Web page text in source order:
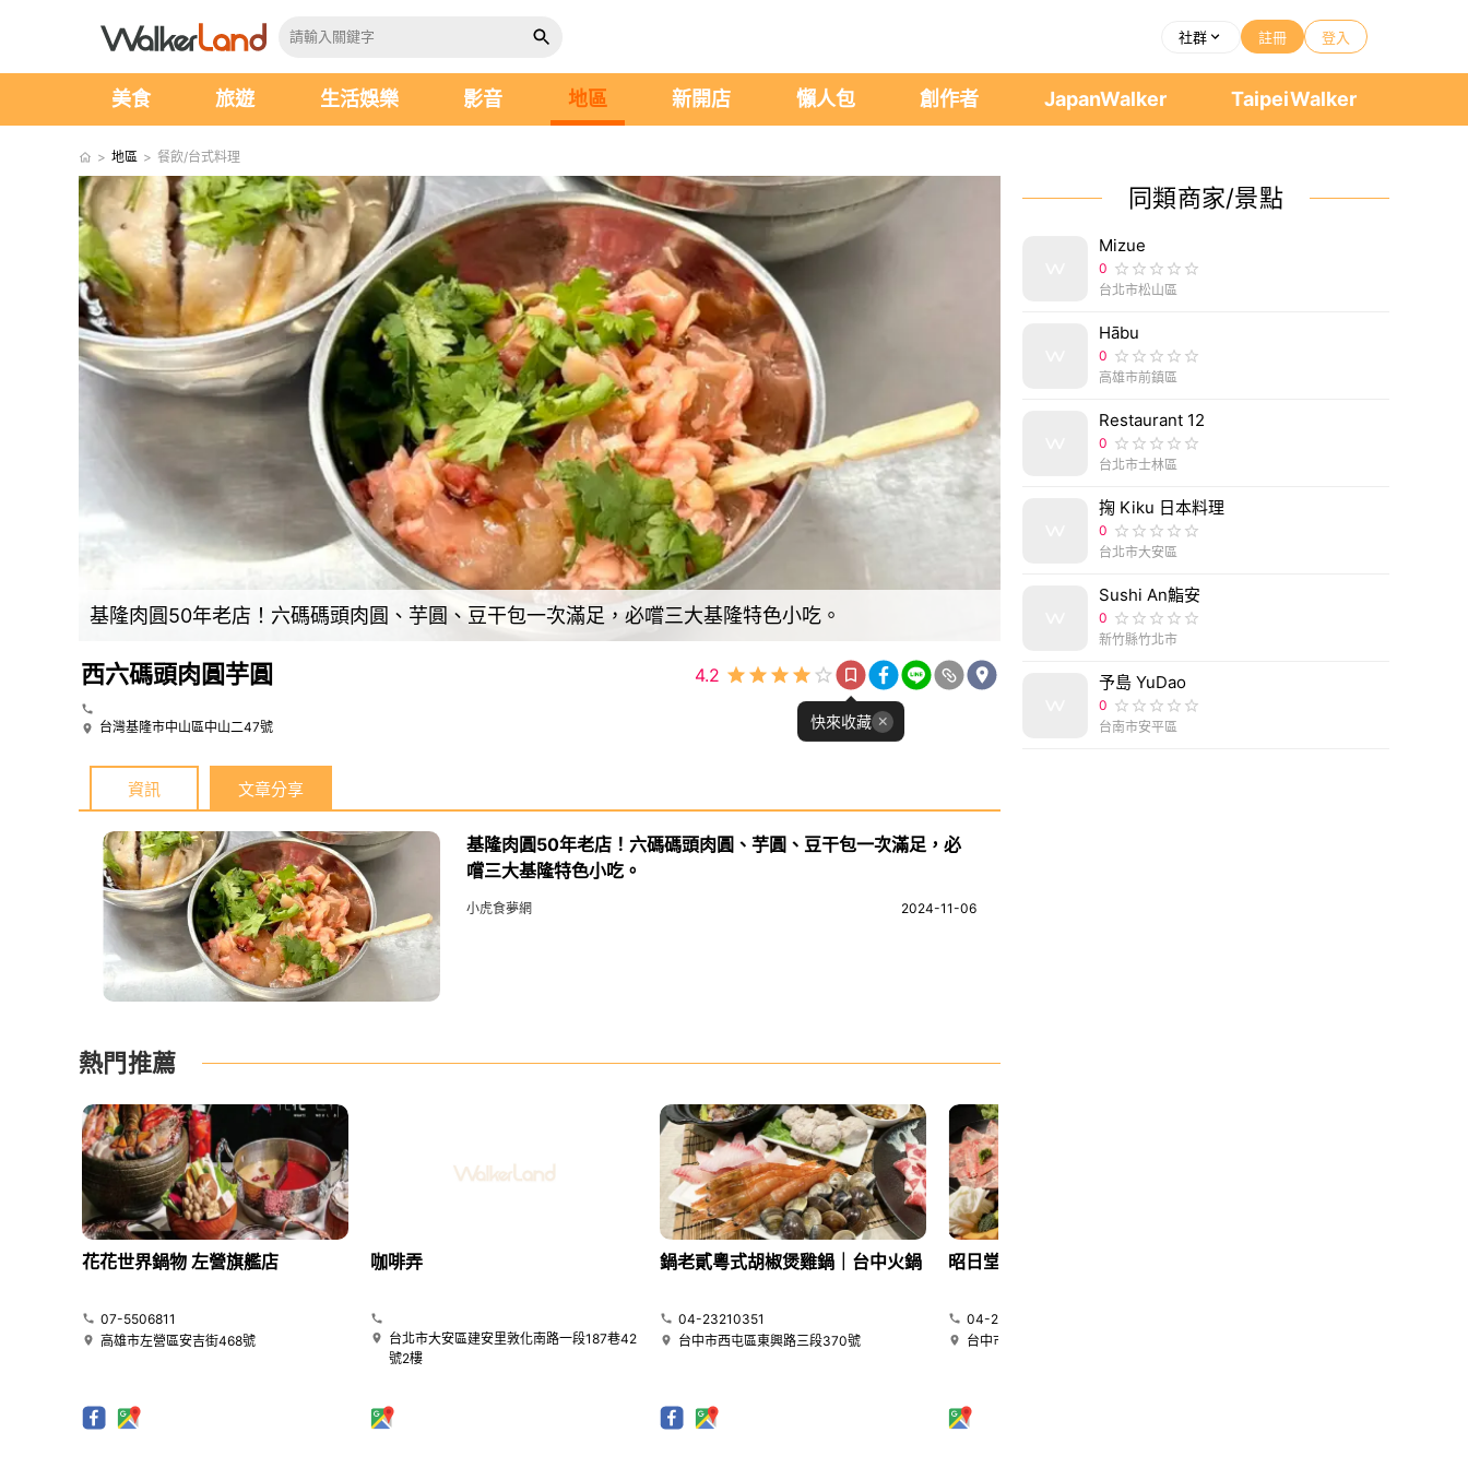
社群 註冊 登入
美食 旅遊 生活娛樂 影音 地區 新開店 懶人包 創作者 JapanWalker TaipeiWalker
> 地區 > 餐飲/台式料理
基隆肉圓50年老店！六碼碼頭肉圓、芋圓、豆干包一次滿足，必嚐三大基隆特色小吃。 基隆肉圓50年老店！六碼碼頭肉圓、芋圓、豆干包
西六碼頭肉圓芋圓
台灣基隆市中山區中山二47號
4.2
快來收藏
資訊 文章分享
基隆肉圓50年老店！六碼碼頭肉圓、芋圓、豆干包一次滿足，必
嚐三大基隆特色小吃。
小虎食夢網 2024-11-06
熱門推薦
花花世界鍋物 左營旗艦店
07-5506811
高雄市左營區安吉街468號
咖啡弄
台北市大安區建安里敦化南路一段187巷42
號2樓
鍋老貳粵式胡椒煲雞鍋｜台中火鍋
04-23210351
台中市西屯區東興路三段370號
昭日堂鍋煮｜台中火鍋
04-22580269
台中市南屯區大墩十一街345號
同類商家/景點
Mizue
0
台北市松山區
Hābu
0
高雄市前鎮區
Restaurant 12
0
台北市士林區
掬 Kiku 日本料理
0
台北市大安區
Sushi An鮨安
0
新竹縣竹北市
予島 YuDao
0
台南市安平區